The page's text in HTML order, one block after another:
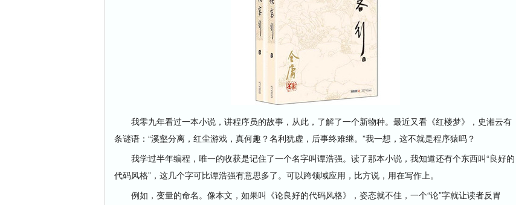
我零九年看过一本小说，讲程序员的故事，从此，了解了一个新物种。最近又看《红楼梦》，史湘云有
条谜语：“溪壑分离，红尘游戏，真何趣？名利犹虚，后事终难继。”我一想，这不就是程序猿吗？
我学过半年编程，唯一的收获是记住了一个名字叫谭浩强。读了那本小说，我知道还有个东西叫“良好的
代码风格”，这几个字可比谭浩强有意思多了。可以跨领域应用，比方说，用在写作上。
例如，变量的命名。像本文，如果叫《论良好的代码风格》，姿态就不佳，一个“论”字就让读者反胃